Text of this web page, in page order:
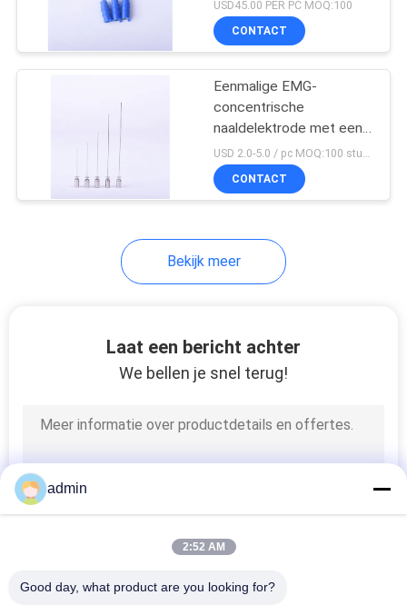
EMG Kabel
De Elektrode van de
Zelfklevende
Elektroden
EMG-signalen
USD45.00 PER PC MOQ:100
CONTACT
Eenmalige EMG-
concentrische
naaldelektrode met een
naalddiameter van
0,35/0,45/0,50 mm
USD 2.0-5.0 / pc MOQ:100 stuks
CONTACT
Bekijk meer
Laat een bericht achter
We bellen je snel terug!
admin
2:52 AM
Good day, what product are you looking for?